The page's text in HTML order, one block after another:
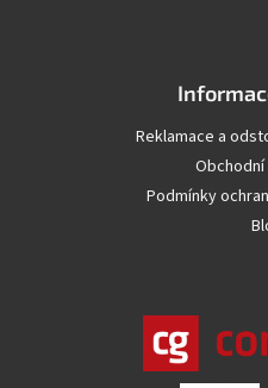
Reklamace a
Podmínky